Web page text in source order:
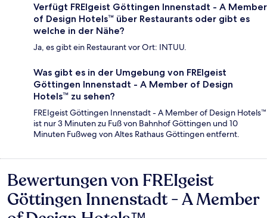
Verfügt FREIgeist Göttingen Innenstadt - A Member
of Design Hotels™ über Restaurants oder gibt es
welche in der Nähe?
Ja, es gibt ein Restaurant vor Ort: INTUU.
Was gibt es in der Umgebung von FREIgeist
Göttingen Innenstadt - A Member of Design
Hotels™ zu sehen?
FREIgeist Göttingen Innenstadt - A Member of Design Hotels™
ist nur 3 Minuten zu Fuß von Bahnhof Göttingen und 10
Minuten Fußweg von Altes Rathaus Göttingen entfernt.
Bewertungen
Bewertungen von FREIgeist
Göttingen Innenstadt - A Member